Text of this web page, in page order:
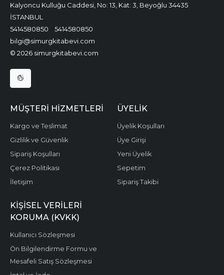
Kalyoncu Kulluğu Caddesi, No: 13, Kat: 3, Beyoğlu 34435
İSTANBUL
5414580850
5414580850
bilgi@simurgkitabevi.com
© 2026 simurgkitabevi.com
MÜŞTERI HIZMETLERI
Kargo ve Teslimat
Gizlilik ve Güvenlik
Sipariş Koşulları
Çerez Politikası
İletişim
ÜYELIK
Üyelik Koşulları
Üye Girişi
Yeni Üyelik
Sepetim
Sipariş Takibi
KIŞISEL VERILERI
KORUMA (KVKK)
Kullanıcı Sözleşmesi
Ön Bilgilendirme Formu ve
Mesafeli Satış Sözleşmesi